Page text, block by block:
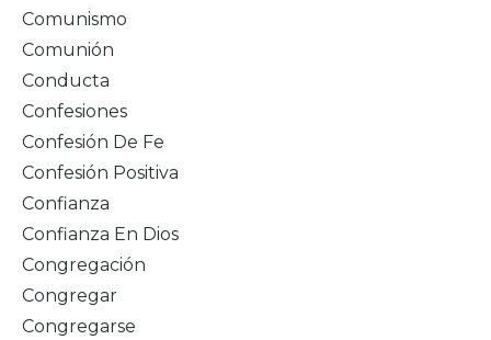
Comunismo
Comunión
Conducta
Confesiones
Confesión De Fe
Confesión Positiva
Confianza
Confianza En Dios
Congregación
Congregar
Congregarse